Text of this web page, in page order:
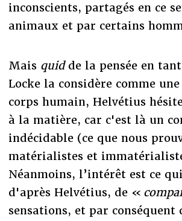
inconscients, partagés en ce
animaux et par certains
Mais quid de la pensée en
Locke la considère comme
corps humain, Helvétius
à la matière, car c'est là un
indécidable (ce que nous
matérialistes et
Néanmoins, l’intérêt est ce
d'après Helvétius, de «
sensations, et par conséquent